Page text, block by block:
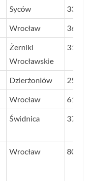
Syców 33
Wrocław 36
Żerniki
Wrocławskie
31
Dzierżoniów 25
Wrocław 61
Świdnica 37
Wrocław 80